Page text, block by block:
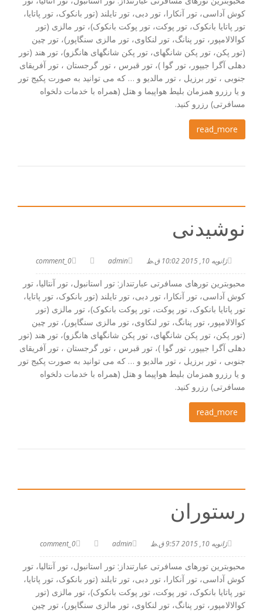
کوش آداسی، تور آنکارا، تور دبی، تور تایلند (تور بانکوک، تور پاتایا،
تور پاتایا بانکوک، تور پوکت، تور پوکت بانکوک)، تور مالزی (تور
کوالالامپور، تور پنانگ، تور لنکاوی، تور مالزی سنگاپور)، تور چین
(تور پکن، تور پکن شانگهای، تور پکن شانگهای هانگزو)، تور هند (تور
دهلی آگرا جیپور، تور گوا )، تور قبرس ، تور گرجستان ، تور آفریقای
جنوبی ، تور برزیل ، تور مالدیو و … که می توانید به صورت پکیج تور
و یا رزرو همزمان بلیط هواپیما و هتل (همراه با خدمات دلخواه
مسافرتی) رزرو کنید.
read_more
نوشیدنی
ژانویه 10, 2015 10:02 ق.ظ admin
0_comment
محبوبترین تورهای مسافرتی عبارتنداز: تور استانبول، تور آنتالیا، تور
کوش آداسی، تور آنکارا، تور دبی، تور تایلند (تور بانکوک، تور پاتایا،
تور پاتایا بانکوک، تور پوکت، تور پوکت بانکوک)، تور مالزی (تور
کوالالامپور، تور پنانگ، تور لنکاوی، تور مالزی سنگاپور)، تور چین
(تور پکن، تور پکن شانگهای، تور پکن شانگهای هانگزو)، تور هند (تور
دهلی آگرا جیپور، تور گوا )، تور قبرس ، تور گرجستان ، تور آفریقای
جنوبی ، تور برزیل ، تور مالدیو و … که می توانید به صورت پکیج تور
و یا رزرو همزمان بلیط هواپیما و هتل (همراه با خدمات دلخواه
مسافرتی) رزرو کنید.
read_more
رستوران
ژانویه 10, 2015 9:57 ق.ظ admin
0_comment
محبوبترین تورهای مسافرتی عبارتنداز: تور استانبول، تور آنتالیا، تور
کوش آداسی، تور آنکارا، تور دبی، تور تایلند (تور بانکوک، تور پاتایا،
تور پاتایا بانکوک، تور پوکت، تور پوکت بانکوک)، تور مالزی (تور
کوالالامپور، تور پنانگ، تور لنکاوی، تور مالزی سنگاپور)، تور چین